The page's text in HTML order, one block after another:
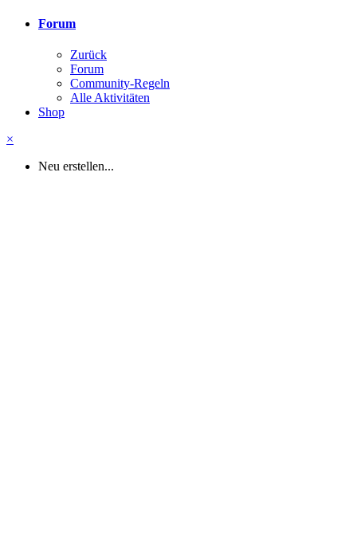
Forum
Zurück
Forum
Community-Regeln
Alle Aktivitäten
Shop
×
Neu erstellen...